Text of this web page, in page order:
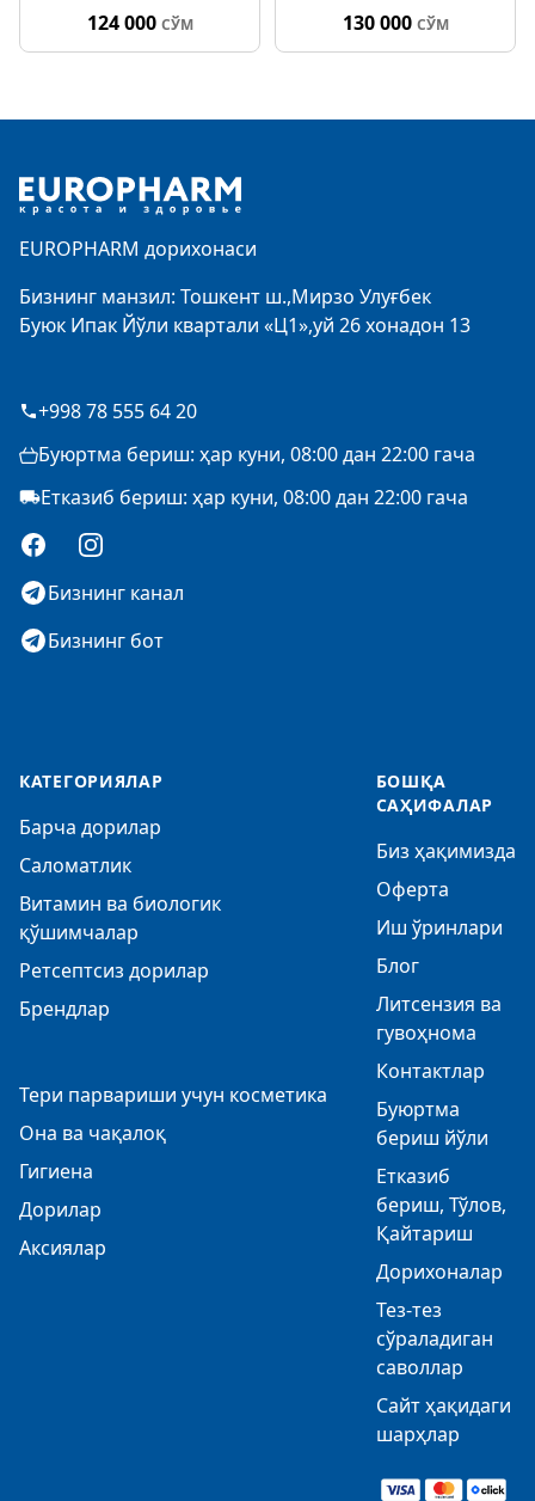
124 000 СЎМ 130 000 СЎМ
EUROPHARM дорихонаси
Бизнинг манзил: Тошкент ш.,Мирзо Улуғбек
Буюк Ипак Йўли квартали «Ц1»,уй 26 хонадон 13
+998 78 555 64 20
Буюртма бериш: ҳар куни, 08:00 дан 22:00 гача
Етказиб бериш: ҳар куни, 08:00 дан 22:00 гача
FacebookInstagram
Бизнинг канал
Бизнинг бот
КАТЕГОРИЯЛАР
Барча дорилар
Саломатлик
Витамин ва биологик
қўшимчалар
Ретсептсиз дорилар
Брендлар
Тери парвариши учун косметика
Она ва чақалоқ
Гигиена
Дорилар
Аксиялар
БОШҚА
САҲИФАЛАР
Биз ҳақимизда
Оферта
Иш ўринлари
Блог
Литсензия ва
гувоҳнома
Контактлар
Буюртма
бериш йўли
Етказиб
бериш, Тўлов,
Қайтариш
Дорихоналар
Тез-тез
сўраладиган
саволлар
Сайт ҳақидаги
шарҳлар